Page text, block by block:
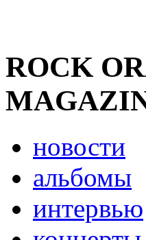
ROCK
новости
альбомы
интервью